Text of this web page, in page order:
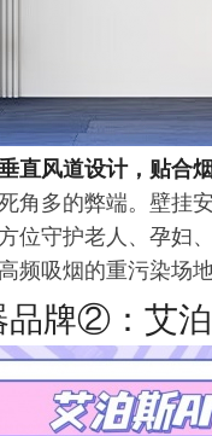
直风道设计，贴合
角多的弊端。壁挂
位守护老人、孕妇
频吸烟的重污染场
品牌②：艾